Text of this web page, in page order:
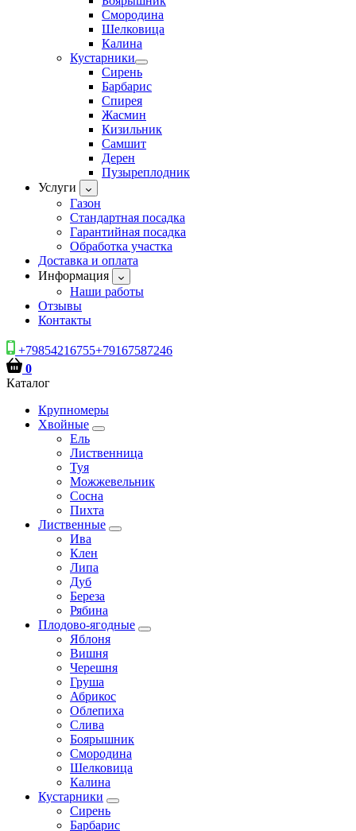
Смородина
Шелковица
Калина
Кустарники
Сирень
Барбарис
Спирея
Жасмин
Кизильник
Самшит
Дерен
Пузыреплодник
Услуги
Газон
Стандартная посадка
Гарантийная посадка
Обработка участка
Доставка и оплата
Информация
Наши работы
Отзывы
Контакты
+79854216755+79167587246
0
Каталог
Крупномеры
Хвойные
Ель
Лиственница
Туя
Можжевельник
Сосна
Пихта
Лиственные
Ива
Клен
Липа
Дуб
Береза
Рябина
Плодово-ягодные
Яблоня
Вишня
Черешня
Груша
Абрикос
Облепиха
Слива
Боярышник
Смородина
Шелковица
Калина
Кустарники
Сирень
Барбарис